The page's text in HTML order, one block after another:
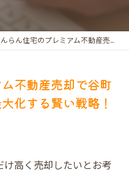
ん住宅のプレミアム不動産売却で谷町エリアの不動産価値を最大化する賢い戦略！
不動産売却で谷町
化する賢い戦略！
高く売却したいとお考